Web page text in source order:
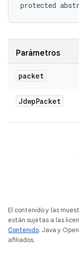
protected
Parámetros
packet
JdwpPacket
El contenido y las
están sujetas a las
Contenido. Java y
afiliados.